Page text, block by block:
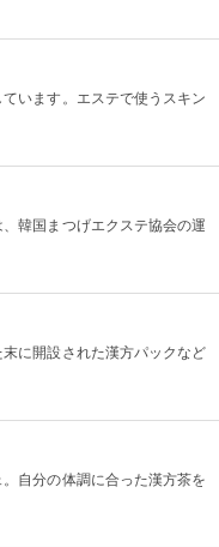
います。エステで使うスキン
韓国まつげエクステ協会の運
に開設された漢方パックなど
自分の体調に合った漢方茶を